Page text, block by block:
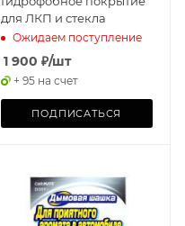
для ЛКП и стекла
Ожидаем поступление
1 900 ₽/шт
+ 95 на счет
ПОДПИСАТЬСЯ